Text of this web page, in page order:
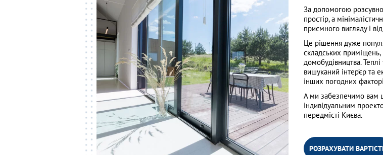
За допомогою
простір, а
приємного вигляду і
Це рішення дуже
складських приміщень,
домобудівництва.
вишуканий інтер’єр та
інших погодних
А ми забезпечимо вам
індивідуальним
передмісті Києва.
РОЗРАХУВАТИ